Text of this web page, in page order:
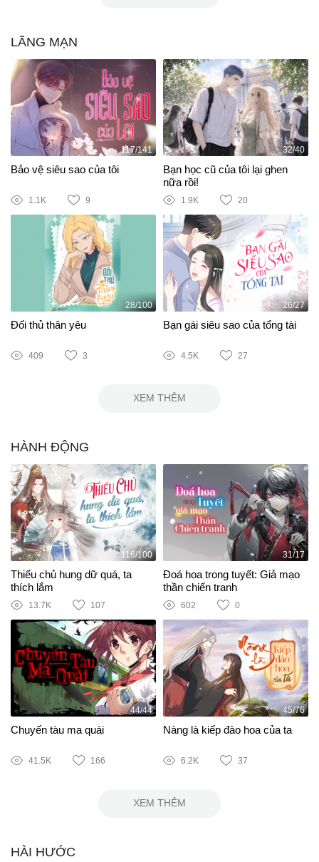
LÃNG MẠN
117/141
Bảo vệ siêu sao của tôi
1.1K 9
32/40
Bạn học cũ của tôi lại ghen
nữa rồi!
1.9K 20
28/100
Đối thủ thân yêu
409 3
26/27
Bạn gái siêu sao của tổng tài
4.5K 27
XEM THÊM
HÀNH ĐỘNG
116/100
Thiếu chủ hung dữ quá, ta
thích lắm
13.7K 107
31/17
Đoá hoa trong tuyết: Giả mạo
thần chiến tranh
602 0
44/44
Chuyến tàu ma quái
41.5K 166
45/76
Nàng là kiếp đào hoa của ta
6.2K 37
XEM THÊM
HÀI HƯỚC